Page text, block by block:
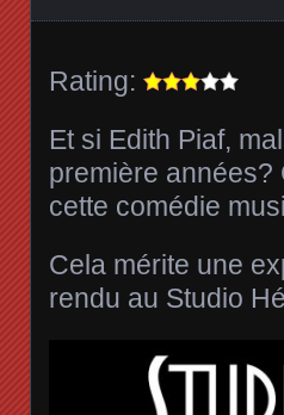
Rating:
Et si Edith Piaf,
première années?
cette comédie
Cela mérite une
rendu au Studio